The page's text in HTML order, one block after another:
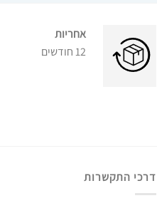
אחריות
12 חודשים
דרכי התקשרות